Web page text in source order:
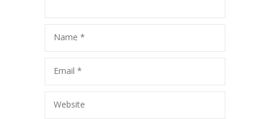
Name *
Email *
Website